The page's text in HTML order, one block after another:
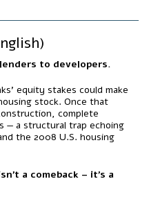
to developers.
equity stakes could make
stock. Once that
complete
— a structural trap echoing
the 2008 U.S. housing
a comeback – it’s a